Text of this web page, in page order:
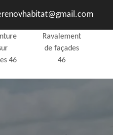
46
Ravalement
de façades
46